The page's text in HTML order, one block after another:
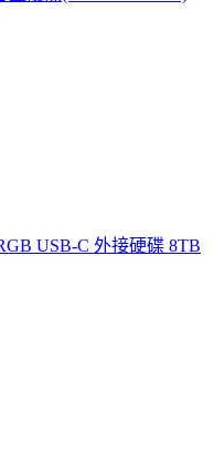
USB-C 外接硬碟 8TB